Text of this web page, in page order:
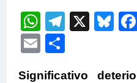
WhatsApp
X
Email
Significativo